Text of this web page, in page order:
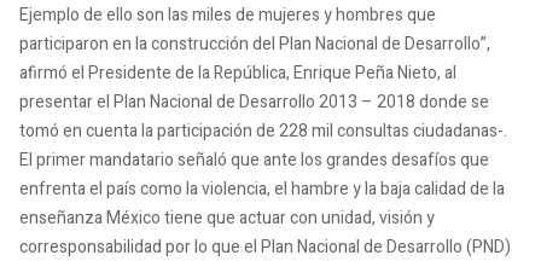
Ejemplo de ello son las miles de mujeres y hombres que
participaron en la construcción del Plan Nacional de Desarrollo”,
afirmó el Presidente de la República, Enrique Peña Nieto, al
presentar el Plan Nacional de Desarrollo 2013 – 2018 donde se
tomó en cuenta la participación de 228 mil consultas ciudadanas-.
El primer mandatario señaló que ante los grandes desafíos que
enfrenta el país como la violencia, el hambre y la baja calidad de la
enseñanza México tiene que actuar con unidad, visión y
corresponsabilidad por lo que el Plan Nacional de Desarrollo (PND)